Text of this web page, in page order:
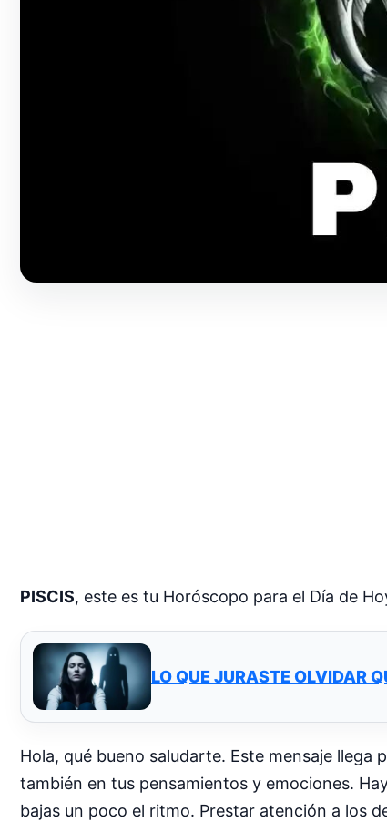
PISCIS, este es tu Horóscopo para el Día de
LO QUE JURASTE OLVIDAR
Hola, qué bueno saludarte. Este mensaje
también en tus pensamientos y emociones.
bajas un poco el ritmo. Prestar atención a los